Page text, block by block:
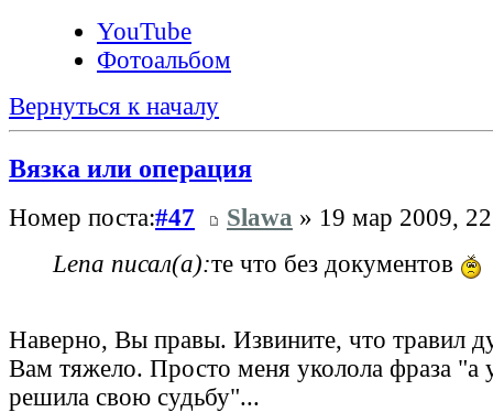
YouTube
Фотоальбом
Вернуться к началу
Вязка или операция
Номер поста:#47 Slawa » 19 мар 2009,
Lena писал(а):те что без документов
Наверно, Вы правы. Извините, что травил
Вам тяжело. Просто меня уколола фраза "а
решила свою судьбу"...